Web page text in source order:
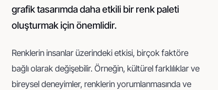
grafik tasarımda daha etkili bir renk paleti
oluşturmak için önemlidir.
Renklerin insanlar üzerindeki etkisi, birçok faktöre
bağlı olarak değişebilir. Örneğin, kültürel farklılıklar ve
bireysel deneyimler, renklerin yorumlanmasında ve